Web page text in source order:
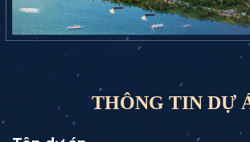
THÔNG TIN DỰ